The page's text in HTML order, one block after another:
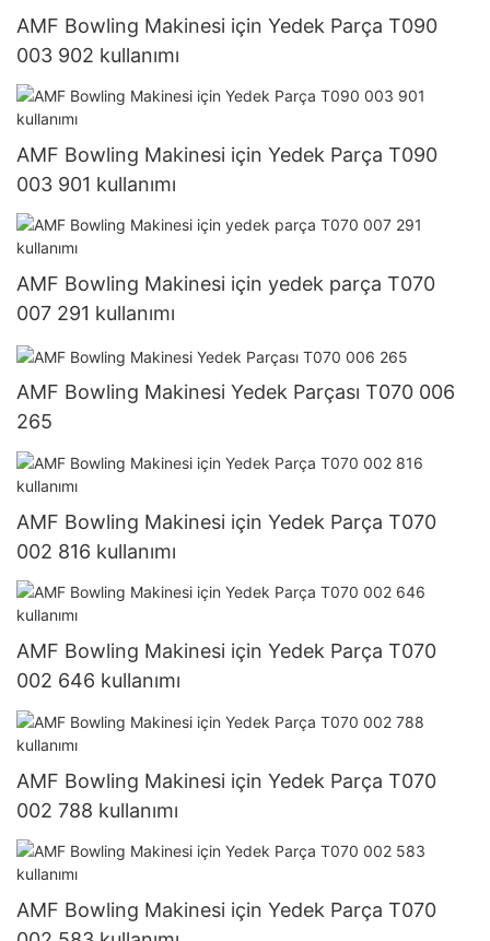
AMF Bowling Makinesi için Yedek Parça T090
003 902 kullanımı
AMF Bowling Makinesi için Yedek Parça T090
003 901 kullanımı
AMF Bowling Makinesi için yedek parça T070
007 291 kullanımı
AMF Bowling Makinesi Yedek Parçası T070 006
265
AMF Bowling Makinesi için Yedek Parça T070
002 816 kullanımı
AMF Bowling Makinesi için Yedek Parça T070
002 646 kullanımı
AMF Bowling Makinesi için Yedek Parça T070
002 788 kullanımı
AMF Bowling Makinesi için Yedek Parça T070